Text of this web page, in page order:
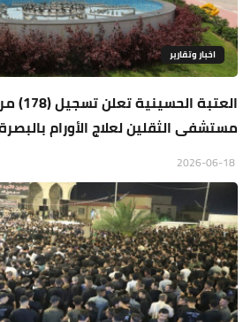
اخبار وتقارير
العتبة
مستشفى الثقلين لعلاج الأورام